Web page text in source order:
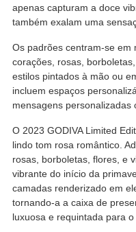
apenas capturam a doce
também exalam uma
Os padrões centram-se em
corações, rosas,
estilos pintados à mão ou
incluem espaços
mensagens personalizadas
O 2023 GODIVA Limited
lindo tom rosa romântico.
rosas, borboletas, flores, e
vibrante do início da
camadas renderizado em
tornando-a a caixa de
luxuosa e requintada para